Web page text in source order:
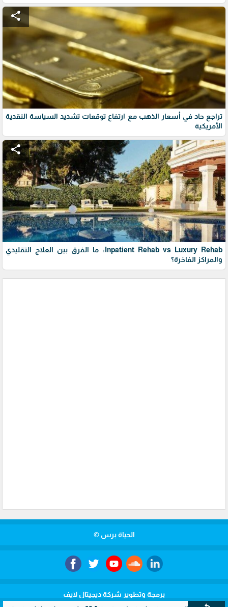
share
تراجع حاد في أسعار الذهب مع ارتفاع توقعات تشديد السياسة النقدية
الأمريكية
share
Inpatient Rehab vs Luxury Rehab: ما الفرق بين العلاج التقليدي
والمراكز الفاخرة؟
الحياة برس ©
برمجة وتطوير شركة ديجيتال لايف